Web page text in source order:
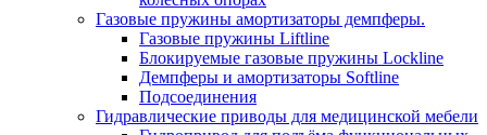
Газовые пружины амортизаторы демпферы.
Газовые пружины Liftline
Блокируемые газовые пружины Lockline
Демпферы и амортизаторы Softline
Подсоединения
Гидравлические приводы для медицинской мебели